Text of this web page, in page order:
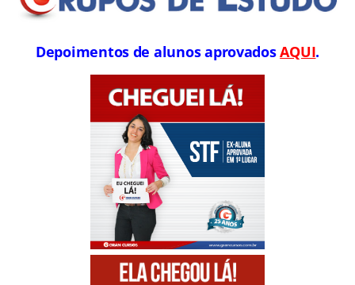
Depoimentos de alunos aprovadosAQUI.